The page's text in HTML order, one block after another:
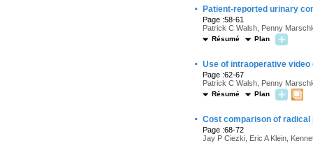
· Patient-reported urinary
Page :58-61
Patrick C Walsh, Penny
Résumé Plan
· Use of intraoperative
Page :62-67
Patrick C Walsh, Penny
Résumé Plan
· Cost comparison of
Page :68-72
Jay P Ciezki, Eric A Klein,